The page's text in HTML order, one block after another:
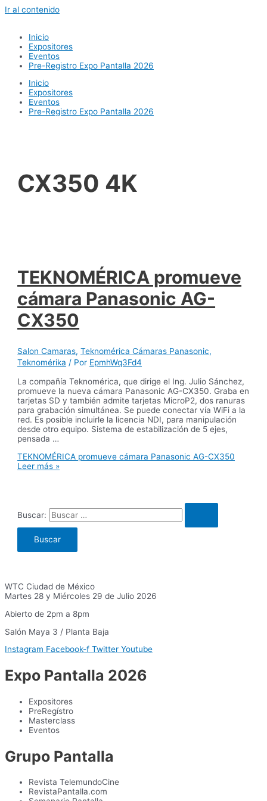
Ir al contenido
Inicio
Expositores
Eventos
Pre-Registro Expo Pantalla 2026
Inicio
Expositores
Eventos
Pre-Registro Expo Pantalla 2026
CX350 4K
TEKNOMÉRICA promueve
cámara Panasonic AG-
CX350
Salon Camaras,Teknomérica Cámaras Panasonic,
Teknomérika / Por EpmhWq3Fd4
La compañía Teknomérica, que dirige el Ing. Julio Sánchez,
promueve la nueva cámara Panasonic AG-CX350. Graba en
tarjetas SD y también admite tarjetas MicroP2, dos ranuras
para grabación simultánea. Se puede conectar vía WiFi a la
red. Es posible incluirle la licencia NDI, para manipulación
desde otro equipo. Sistema de estabilización de 5 ejes,
pensada …
TEKNOMÉRICA promueve cámara Panasonic AG-CX350
Leer más »
Buscar:
WTC Ciudad de México
Martes 28 y Miércoles 29 de Julio 2026
Abierto de 2pm a 8pm
Salón Maya 3 / Planta Baja
Instagram Facebook-f Twitter Youtube
Expo Pantalla 2026
Expositores
PreRegístro
Masterclass
Eventos
Grupo Pantalla
Revista TelemundoCine
RevistaPantalla.com